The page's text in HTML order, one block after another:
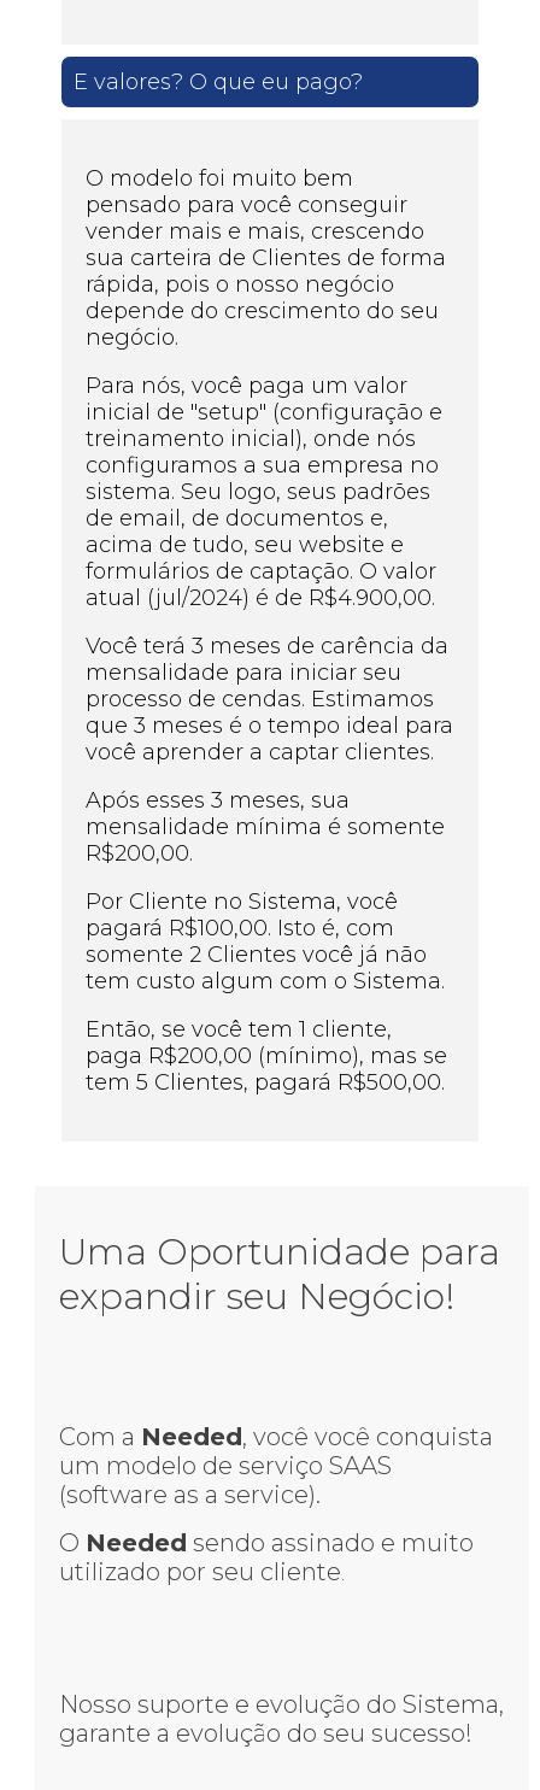
E valores? O que eu pago?
O modelo foi muito bem
pensado para você conseguir
vender mais e mais, crescendo
sua carteira de Clientes de forma
rápida, pois o nosso negócio
depende do crescimento do seu
negócio.
Para nós, você paga um valor
inicial de "setup" (configuração e
treinamento inicial), onde nós
configuramos a sua empresa no
sistema. Seu logo, seus padrões
de email, de documentos e,
acima de tudo, seu website e
formulários de captação. O valor
atual (jul/2024) é de R$4.900,00.
Você terá 3 meses de carência da
mensalidade para iniciar seu
processo de cendas. Estimamos
que 3 meses é o tempo ideal para
você aprender a captar clientes.
Após esses 3 meses, sua
mensalidade mínima é somente
R$200,00.
Por Cliente no Sistema, você
pagará R$100,00. Isto é, com
somente 2 Clientes você já não
tem custo algum com o Sistema.
Então, se você tem 1 cliente,
paga R$200,00 (mínimo), mas se
tem 5 Clientes, pagará R$500,00.
Uma Oportunidade para
expandir seu Negócio!
Com a Needed, você você conquista
um modelo de serviço SAAS
(software as a service).
O Needed sendo assinado e muito
utilizado por seu cliente.
Nosso suporte e evolução do Sistema,
garante a evolução do seu sucesso!